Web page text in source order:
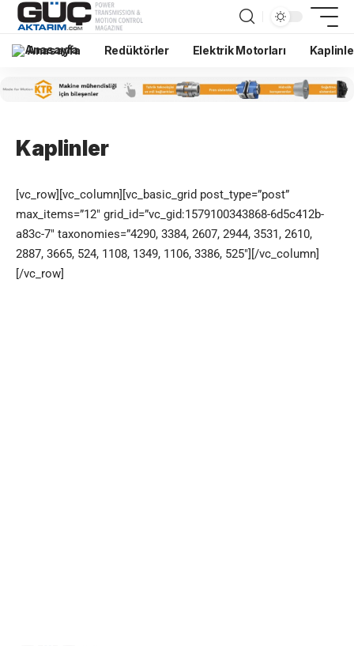
Anasayfa Redüktörler Elektrik Motorları
Kaplinler
[vc_row][vc_column][vc_basic_grid post_type=”post”
max_items=”12″ grid_id=”vc_gid:1579100343868-6d5c412b-
a83c-7″ taxonomies=”4290, 3384, 2607, 2944, 3531, 2610,
2887, 3665, 524, 1108, 1349, 1106, 3386, 525″][/vc_column]
[/vc_row]